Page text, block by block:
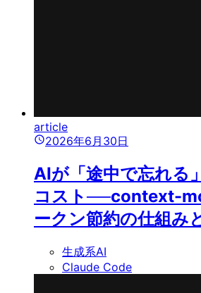
article
2026年6月30日
AIが「途中で忘れる
コスト──context-
ークン節約の仕組み
生成系AI
Claude Code